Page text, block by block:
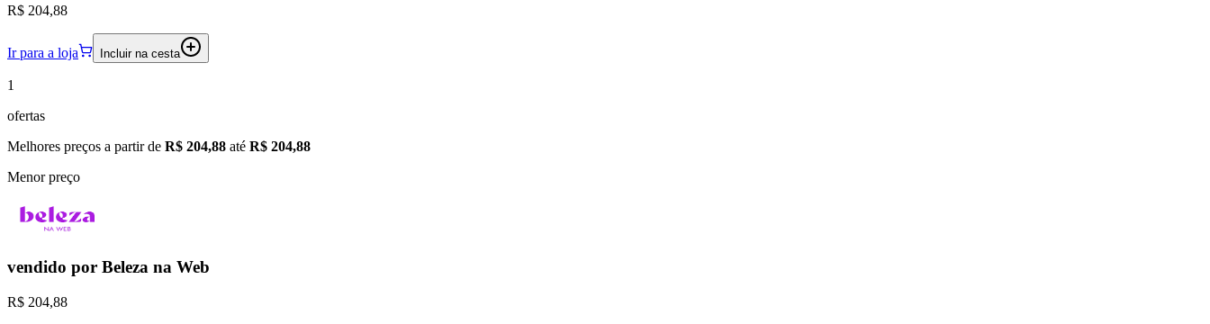
R$ 204,88
Ir para a loja Incluir na cesta
1
ofertas
Melhores preços a partir de R$ 204,88 até R$ 204,88
Menor preço
vendido por Beleza na Web
R$ 204,88